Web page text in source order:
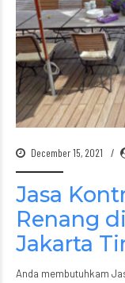
December 15, 2021
Jasa
Renang
Jakarta
Anda membutuhkam